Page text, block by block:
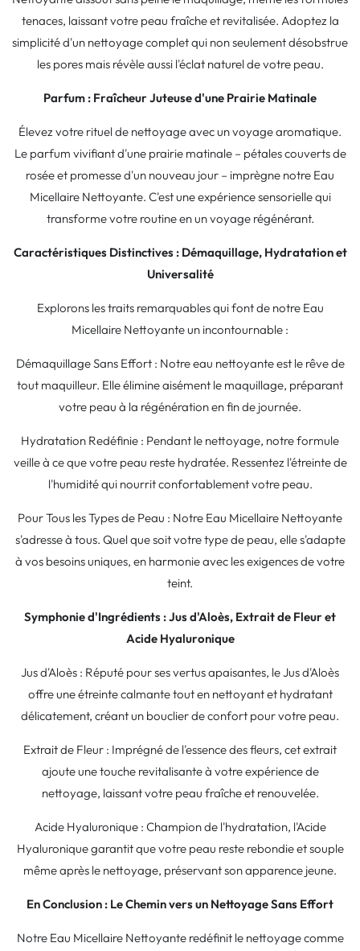
tenaces, laissant votre peau fraîche et revitalisée. Adoptez la
simplicité d'un nettoyage complet qui non seulement désobstrue
les pores mais révèle aussi l'éclat naturel de votre peau.
Parfum : Fraîcheur Juteuse d'une Prairie Matinale
Élevez votre rituel de nettoyage avec un voyage aromatique.
Le parfum vivifiant d'une prairie matinale – pétales couverts de
rosée et promesse d'un nouveau jour – imprègne notre Eau
Micellaire Nettoyante. C'est une expérience sensorielle qui
transforme votre routine en un voyage régénérant.
Caractéristiques Distinctives : Démaquillage, Hydratation et
Universalité
Explorons les traits remarquables qui font de notre Eau
Micellaire Nettoyante un incontournable :
Démaquillage Sans Effort : Notre eau nettoyante est le rêve de
tout maquilleur. Elle élimine aisément le maquillage, préparant
votre peau à la régénération en fin de journée.
Hydratation Redéfinie : Pendant le nettoyage, notre formule
veille à ce que votre peau reste hydratée. Ressentez l'étreinte de
l'humidité qui nourrit confortablement votre peau.
Pour Tous les Types de Peau : Notre Eau Micellaire Nettoyante
s'adresse à tous. Quel que soit votre type de peau, elle s'adapte
à vos besoins uniques, en harmonie avec les exigences de votre
teint.
Symphonie d'Ingrédients : Jus d'Aloès, Extrait de Fleur et
Acide Hyaluronique
Jus d'Aloès : Réputé pour ses vertus apaisantes, le Jus d'Aloès
offre une étreinte calmante tout en nettoyant et hydratant
délicatement, créant un bouclier de confort pour votre peau.
Extrait de Fleur : Imprégné de l'essence des fleurs, cet extrait
ajoute une touche revitalisante à votre expérience de
nettoyage, laissant votre peau fraîche et renouvelée.
Acide Hyaluronique : Champion de l'hydratation, l'Acide
Hyaluronique garantit que votre peau reste rebondie et souple
même après le nettoyage, préservant son apparence jeune.
En Conclusion : Le Chemin vers un Nettoyage Sans Effort
Notre Eau Micellaire Nettoyante redéfinit le nettoyage comme